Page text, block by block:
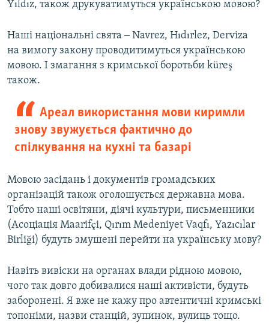
Yıldız, також друкуватимуться українською мовою?
Наші національні свята ‒ Navrez, Hıdırlez, Derviza
на вимогу закону проводитимуться українською
мовою. І змагання з кримської боротьби küreş
також.
Ареал використання мови киримли
знову звужується фактично до
спілкування на кухні та базарі
Мовою засідань і документів громадських
організацій також оголошується державна мова.
Тобто наші освітяни, діячі культури, письменники
(Асоціація Maarifçi, Qırım Medeniyet Vaqfı, Yazıcılar
Birliği) будуть змушені перейти на українську мову?
Навіть вивіски на органах влади рідною мовою,
чого так довго добивалися наші активісти, будуть
заборонені. Я вже не кажу про автентичні кримські
топоніми, назви станцій, зупинок, вулиць тощо.